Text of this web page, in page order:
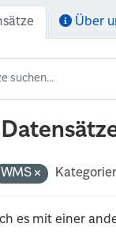
Über
WMS
es mit einer